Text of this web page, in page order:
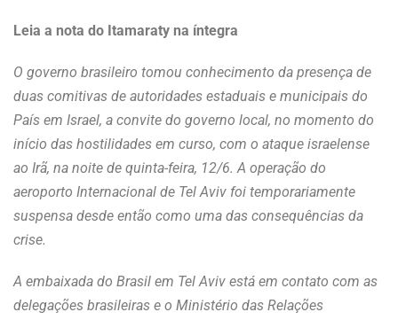
Leia a nota do Itamaraty na íntegra
O governo brasileiro tomou conhecimento da presença de
duas comitivas de autoridades estaduais e municipais do
País em Israel, a convite do governo local, no momento do
início das hostilidades em curso, com o ataque israelense
ao Irã, na noite de quinta-feira, 12/6. A operação do
aeroporto Internacional de Tel Aviv foi temporariamente
suspensa desde então como uma das consequências da
crise.
A embaixada do Brasil em Tel Aviv está em contato com as
delegações brasileiras e o Ministério das Relações